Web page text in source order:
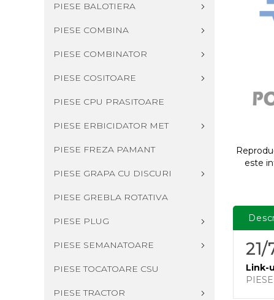
PIESE BALOTIERA
PIESE COMBINA
PIESE COMBINATOR
PIESE COSITOARE
PIESE CPU PRASITOARE
PIESE ERBICIDATOR MET
PIESE FREZA PAMANT
PIESE GRAPA CU DISCURI
PIESE GREBLA ROTATIVA
PIESE PLUG
PIESE SEMANATOARE
PIESE TOCATOARE CSU
PIESE TRACTOR
este
Link-